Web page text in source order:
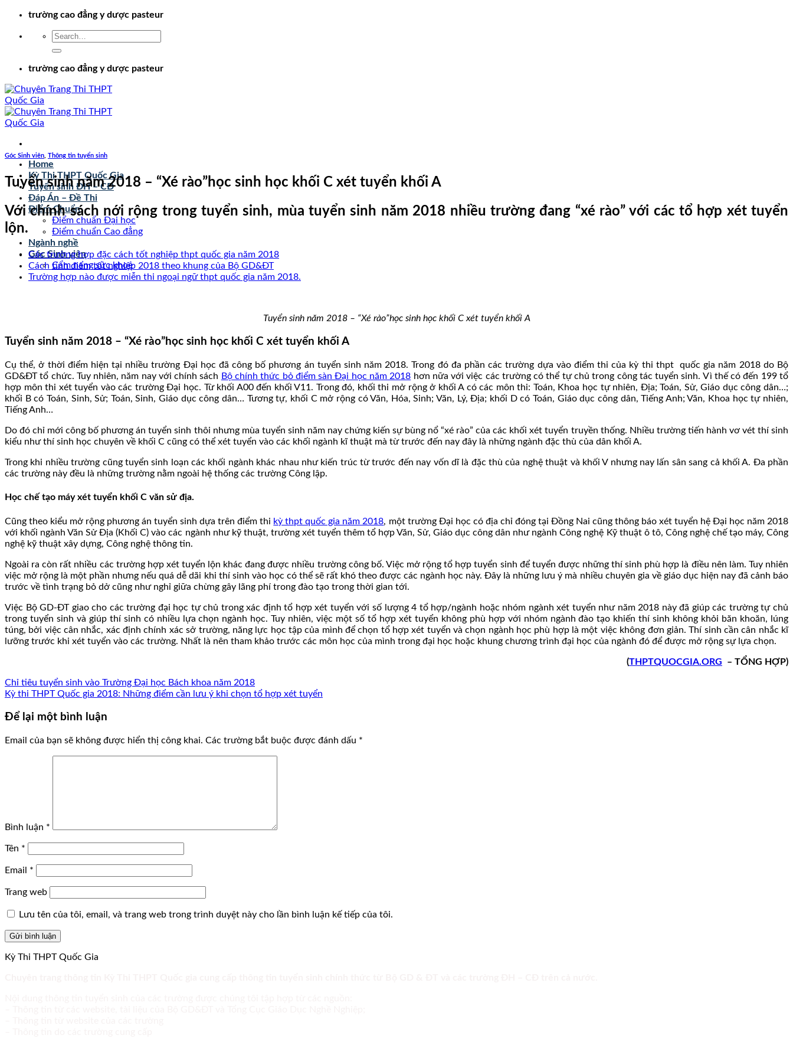
Chuyểntrường cao đẳng y dược pasteur
trường cao đẳng y dược pasteur
Home
Kỳ Thi THPT Quốc Gia
Tuyển sinh ĐH – CĐ
Đáp Án – Đề Thi
Điểm Chuẩn
Điểm chuẩn Đại học
Điểm chuẩn Cao đẳng
Ngành nghề
Góc Sinh viên
Cẩm nang sức khoẻ
Góc Sinh viên Thông tin tuyển sinh
Tuyển sinh năm 2018 – “Xé rào”học sinh học khối C xét tuyển khối A
Với chính sách nới rộng trong tuyển sinh, mùa tuyển sinh năm 2018 nhiều trường đang “xé rào” với các tổ hợp xét tuyển
lộn.
Các trường hợp đặc cách tốt nghiệp thpt quốc gia năm 2018
Cách tính điểm tốt nghiệp 2018 theo khung của Bộ GD&ĐT
Trường hợp nào được miễn thi ngoại ngữ thpt quốc gia năm 2018.
Tuyển sinh năm 2018 – “Xé rào”học sinh học khối C xét tuyển khối A
Tuyển sinh năm 2018 – “Xé rào”học sinh học khối C xét tuyển khối A
Cụ thể, ở thời điểm hiện tại nhiều trường Đại học đã công bố phương án tuyển sinh năm 2018. Trong đó đa phần các trường dựa vào điểm thi của kỳ thi thpt quốc gia năm 2018 do Bộ
GD&ĐT tổ chức. Tuy nhiên, năm nay với chính sách Bộ chính thức bỏ điểm sàn Đại học năm 2018 hơn nữa với việc các trường có thể tự chủ trong công tác tuyển sinh. Vì thế có đến 199 tổ
hợp môn thi xét tuyển vào các trường Đại học. Từ khối A00 đến khối V11. Trong đó, khối thi mở rộng ở khối A có các môn thi: Toán, Khoa học tự nhiên, Địa; Toán, Sử, Giáo dục công dân…;
khối B có Toán, Sinh, Sử; Toán, Sinh, Giáo dục công dân… Tương tự, khối C mở rộng có Văn, Hóa, Sinh; Văn, Lý, Địa; khối D có Toán, Giáo dục công dân, Tiếng Anh; Văn, Khoa học tự nhiên,
Tiếng Anh…
Do đó chỉ mới công bố phương án tuyển sinh thôi nhưng mùa tuyển sinh năm nay chứng kiến sự bùng nổ “xé rào” của các khối xét tuyển truyền thống. Nhiều trường tiến hành vơ vét thí sinh
kiểu như thí sinh học chuyên về khối C cũng có thể xét tuyển vào các khối ngành kĩ thuật mà từ trước đến nay đây là những ngành đặc thù của dân khối A.
Trong khi nhiều trường cũng tuyển sinh loạn các khối ngành khác nhau như kiến trúc từ trước đến nay vốn dĩ là đặc thù của nghệ thuật và khối V nhưng nay lấn sân sang cả khối A. Đa phần
các trường này đều là những trường nằm ngoài hệ thống các trường Công lập.
Học chế tạo máy xét tuyển khối C văn sử địa.
Cũng theo kiểu mở rộng phương án tuyển sinh dựa trên điểm thi kỳ thpt quốc gia năm 2018, một trường Đại học có địa chỉ đóng tại Đồng Nai cũng thông báo xét tuyển hệ Đại học năm 2018
với khối ngành Văn Sử Địa (Khối C) vào các ngành như kỹ thuật, trường xét tuyển thêm tổ hợp Văn, Sử, Giáo dục công dân như ngành Công nghệ Kỹ thuật ô tô, Công nghệ chế tạo máy, Công
nghệ kỹ thuật xây dựng, Công nghệ thông tin.
Ngoài ra còn rất nhiều các trường hợp xét tuyển lộn khác đang được nhiều trường công bố. Việc mở rộng tổ hợp tuyển sinh để tuyển được những thí sinh phù hợp là điều nên làm. Tuy nhiên
việc mở rộng là một phần nhưng nếu quá dễ dãi khi thí sinh vào học có thể sẽ rất khó theo được các ngành học này. Đây là những lưu ý mà nhiều chuyên gia về giáo dục hiện nay đã cảnh báo
trước về tình trạng bỏ dở cũng như nghỉ giữa chừng gây lãng phí trong đào tạo trong thời gian tới.
Việc Bộ GD-ĐT giao cho các trường đại học tự chủ trong xác định tổ hợp xét tuyển với số lượng 4 tổ hợp/ngành hoặc nhóm ngành xét tuyển như năm 2018 này đã giúp các trường tự chủ
trong tuyển sinh và giúp thí sinh có nhiều lựa chọn ngành học. Tuy nhiên, việc một số tổ hợp xét tuyển không phù hợp với nhóm ngành đào tạo khiến thí sinh không khỏi băn khoăn, lúng
túng, bởi việc cân nhắc, xác định chính xác sở trường, năng lực học tập của mình để chọn tổ hợp xét tuyển và chọn ngành học phù hợp là một việc không đơn giản. Thí sinh cần cân nhắc kĩ
lưỡng trước khi xét tuyển vào các trường. Nhất là nên tham khảo trước các môn học của mình trong đại học hoặc khung chương trình đại học của ngành đó để được mở rộng sự lựa chọn.
(THPTQUOCGIA.ORG – TỔNG HỢP)
Chỉ tiêu tuyển sinh vào Trường Đại học Bách khoa năm 2018
Kỳ thi THPT Quốc gia 2018: Những điểm cần lưu ý khi chọn tổ hợp xét tuyển
Để lại một bình luận
Email của bạn sẽ không được hiển thị công khai. Các trường bắt buộc được đánh dấu *
Bình luận *
Tên *
Email *
Trang web
Lưu tên của tôi, email, và trang web trong trình duyệt này cho lần bình luận kế tiếp của tôi.
Kỳ Thi THPT Quốc Gia